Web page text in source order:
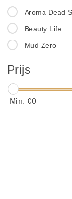
Aroma Dead
Beauty Life
Mud Zero
Prijs
Min: €0